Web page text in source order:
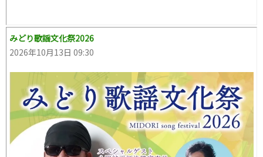
みどり歌謡文化祭2026
2026年10月13日 09:30